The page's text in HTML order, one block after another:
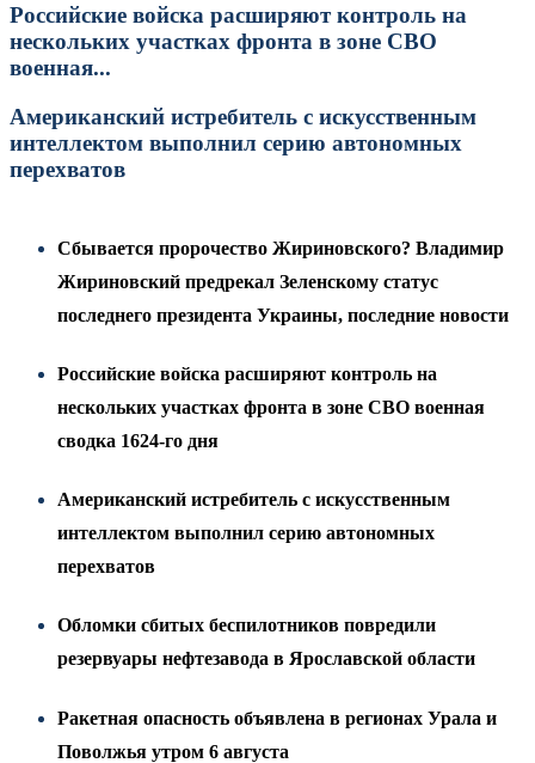
Российские войска расширяют контроль на
нескольких участках фронта в зоне СВО
военная...
Американский истребитель с искусственным
интеллектом выполнил серию автономных
перехватов
Сбывается пророчество Жириновского? Владимир
Жириновский предрекал Зеленскому статус
последнего президента Украины, последние новости
Российские войска расширяют контроль на
нескольких участках фронта в зоне СВО военная
сводка 1624-го дня
Американский истребитель с искусственным
интеллектом выполнил серию автономных
перехватов
Обломки сбитых беспилотников повредили
резервуары нефтезавода в Ярославской области
Ракетная опасность объявлена в регионах Урала и
Поволжья утром 6 августа